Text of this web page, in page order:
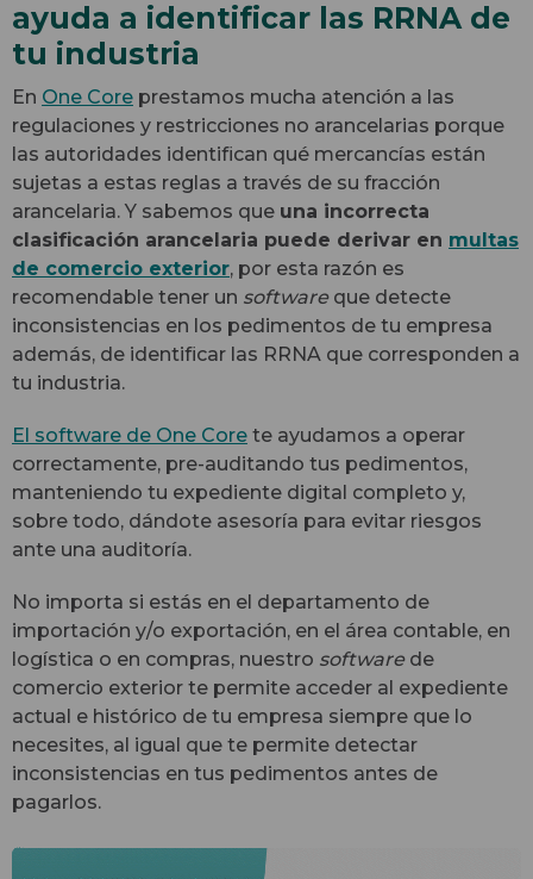
ayuda a identificar las RRNA de
tu industria
En One Core prestamos mucha atención a las
regulaciones y restricciones no arancelarias porque
las autoridades identifican qué mercancías están
sujetas a estas reglas a través de su fracción
arancelaria. Y sabemos que una incorrecta
clasificación arancelaria puede derivar en multas
de comercio exterior, por esta razón es
recomendable tener un software que detecte
inconsistencias en los pedimentos de tu empresa
además, de identificar las RRNA que corresponden a
tu industria.
El software de One Core te ayudamos a operar
correctamente, pre-auditando tus pedimentos,
manteniendo tu expediente digital completo y,
sobre todo, dándote asesoría para evitar riesgos
ante una auditoría.
No importa si estás en el departamento de
importación y/o exportación, en el área contable, en
logística o en compras, nuestro softwarede
comercio exterior te permite acceder al expediente
actual e histórico de tu empresa siempre que lo
necesites, al igual que te permite detectar
inconsistencias en tus pedimentos antes de
pagarlos.